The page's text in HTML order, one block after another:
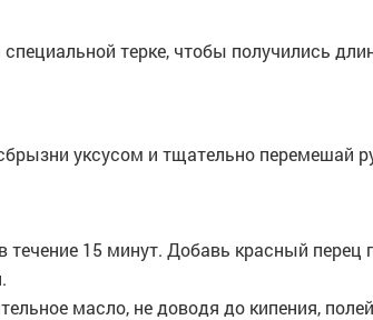
терке, чтобы получились
уксусом и тщательно перемешай
15 минут. Добавь красный перец
масло, не доводя до кипения,